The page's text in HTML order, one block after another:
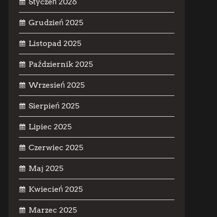
Grudzień 2025
Listopad 2025
Październik 2025
Wrzesień 2025
Sierpień 2025
Lipiec 2025
Czerwiec 2025
Maj 2025
Kwiecień 2025
Marzec 2025